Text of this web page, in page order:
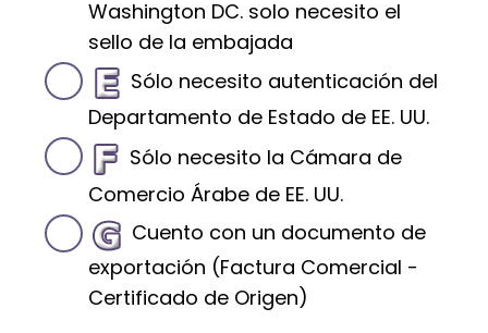
Washington DC. solo necesito el
sello de la embajada
Sólo necesito autenticación del
Departamento de Estado de EE. UU.
Sólo necesito la Cámara de
Comercio Árabe de EE. UU.
Cuento con un documento de
exportación (Factura Comercial -
Certificado de Origen)